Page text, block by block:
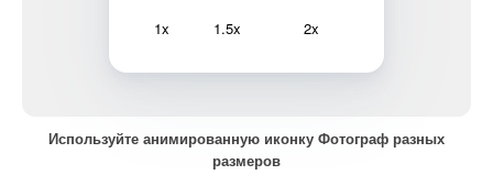
1x 1.5x 2x
Используйте анимированную иконку Фотограф разных
размеров